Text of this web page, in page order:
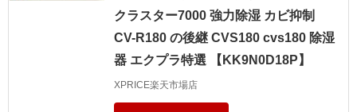
クラスター7000 強力除湿 カビ抑制
CV-R180 の後継 CVS180 cvs180 除湿
器 エクプラ特選 【KK9N0D18P】
XPRICE楽天市場店